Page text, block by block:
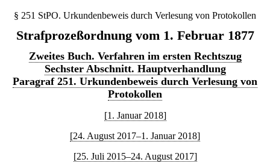
§ 251 StPO. Urkundenbeweis durch Verlesung von Protokollen
Strafprozeßordnung vom 1. Februar 1877
Zweites Buch. Verfahren im ersten Rechtszug
Sechster Abschnitt. Hauptverhandlung
Paragraf 251. Urkundenbeweis durch Verlesung von
Protokollen
[1. Januar 2018]
[24. August 2017–1. Januar 2018]
[25. Juli 2015–24. August 2017]